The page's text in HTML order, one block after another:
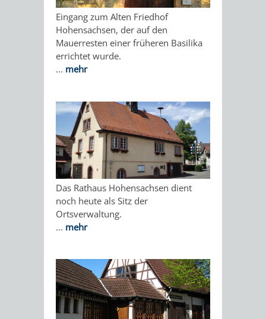
UND
ANETCAVAILLON
IMOLALUTHERSTADT
EISLEBEN
RAMAT
ET
RISSET
HOHENSACHSEN
EINRICHTUNGEN
EINRICHTUNGEN
Eingang zum Alten Friedhof
Hohensachsen, der auf den
Mauerresten einer früheren Basilika
errichtet wurde.
... mehr
Das Rathaus Hohensachsen dient
noch heute als Sitz der
Ortsverwaltung.
... mehr